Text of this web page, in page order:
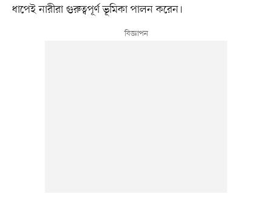
ধাপেই নারীরা গুরুত্বপূর্ণ ভূমিকা পালন করেন।